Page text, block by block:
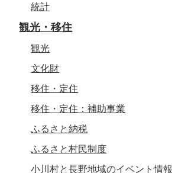
統計
観光・移住
観光
文化財
移住・定住
移住・定住：補助事業
ふるさと納税
ふるさと村民制度
小川村と長野地域のイベント情報